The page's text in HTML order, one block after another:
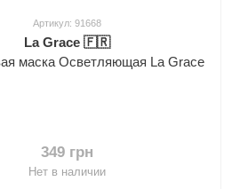
Артикул: 91668
La Grace 🇫🇷
маска Осветляющая La Grace
349 грн
Нет в наличии